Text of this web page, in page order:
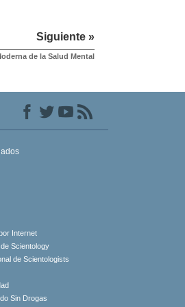
Siguiente »
de la Salud Mental
Internet
Scientology
de Scientologists
Sin Drogas